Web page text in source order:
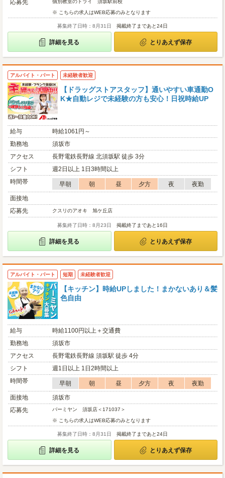
応募先
個別教室のトライ 須坂駅前校
※ こちらの求人はWEB応募のみとなります
募集終了日時：8月31日 掲載終了まであと24日
詳細を見る とりあえず保存
アルバイト・パート 未経験者歓迎
【ドラッグストアスタッフ】通いやすい車通勤O
K★自動レジで未経験の方も安心！日祝時給UP
給与
時給1061円～
勤務地
須坂市
アクセス
長野電鉄長野線 北須坂駅 徒歩 3分
シフト
週2日以上 1日3時間以上
時間帯
早朝 朝 昼 夕方 夜
夜勤
面接地
応募先
クスリのアオキ 旭ケ丘店
募集終了日時：8月23日 掲載終了まであと16日
詳細を見る とりあえず保存
アルバイト・パート 短期 未経験者歓迎
【キッチン】時給UPしました！まかないあり＆髪
色自由
給与
時給1100円以上＋交通費
勤務地
須坂市
アクセス
長野電鉄長野線 須坂駅 徒歩 4分
シフト
週1日以上 1日2時間以上
時間帯
早朝 朝 昼 夕方 夜
夜勤
面接地
須坂市
応募先
バーミヤン 須坂店＜171037＞
※ こちらの求人はWEB応募のみとなります
募集終了日時：8月31日 掲載終了まであと24日
詳細を見る とりあえず保存